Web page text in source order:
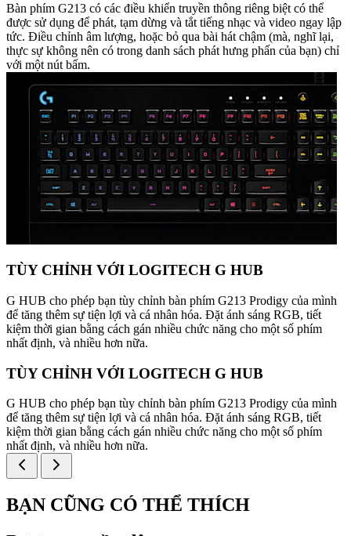
Bàn phím G213 có các điều khiển truyền thông riêng biệt có thể
được sử dụng để phát, tạm dừng và tắt tiếng nhạc và video ngay lập
tức. Điều chỉnh âm lượng, hoặc bỏ qua bài hát chậm (mà, nghĩ lại,
thực sự không nên có trong danh sách phát hưng phấn của bạn) chỉ
với một nút bấm.
TÙY CHỈNH VỚI LOGITECH G HUB
G HUB cho phép bạn tùy chỉnh bàn phím G213 Prodigy của mình
để tăng thêm sự tiện lợi và cá nhân hóa. Đặt ánh sáng RGB, tiết
kiệm thời gian bằng cách gán nhiều chức năng cho một số phím
nhất định, và nhiều hơn nữa.
TÙY CHỈNH VỚI LOGITECH G HUB
G HUB cho phép bạn tùy chỉnh bàn phím G213 Prodigy của mình
để tăng thêm sự tiện lợi và cá nhân hóa. Đặt ánh sáng RGB, tiết
kiệm thời gian bằng cách gán nhiều chức năng cho một số phím
nhất định, và nhiều hơn nữa.
BẠN CŨNG CÓ THỂ THÍCH